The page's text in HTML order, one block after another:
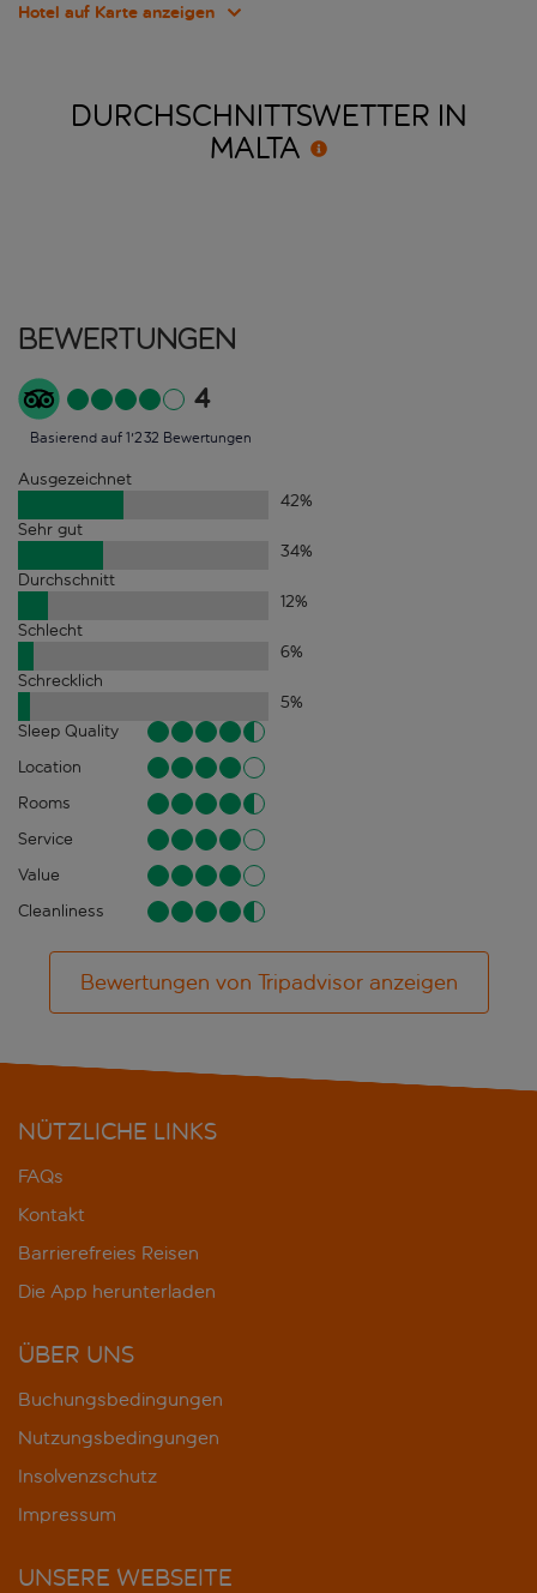
Hotel auf Karte anzeigen
DURCHSCHNITTSWETTER IN
MALTA
Bewertungen
4
Basierend auf 1'232 Bewertungen
Ausgezeichnet
42%
Sehr gut
34%
Durchschnitt
12%
Schlecht
6%
Schrecklich
5%
Sleep Quality
Location
Rooms
Service
Value
Cleanliness
Bewertungen von Tripadvisor anzeigen
NÜTZLICHE LINKS
FAQs
Kontakt
Barrierefreies Reisen
Die App herunterladen
ÜBER UNS
Buchungsbedingungen
Nutzungsbedingungen
Insolvenzschutz
Impressum
UNSERE WEBSEITE